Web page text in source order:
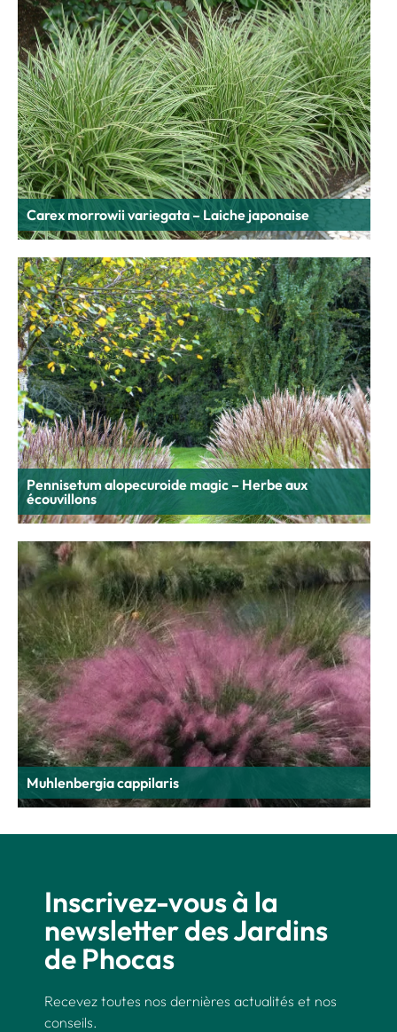
Carex morrowii variegata – Laiche japonaise
Pennisetum alopecuroide magic – Herbe aux
écouvillons
Muhlenbergia cappilaris
Inscrivez-vous à la
newsletter des Jardins
de Phocas
Recevez toutes nos dernières actualités et nos
conseils.